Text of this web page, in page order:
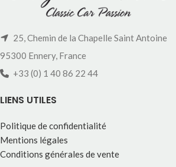
25, Chemin de la Chapelle Saint Antoine
95300 Ennery, France
+33 (0) 1 40 86 22 44
LIENS UTILES
Politique de confidentialité
Mentions légales
Conditions générales de vente